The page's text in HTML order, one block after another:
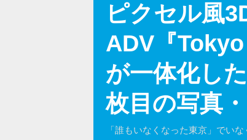
ピクセル風
ADV『
が一体化し
枚目の写真
「誰もいなくなった東京」でい